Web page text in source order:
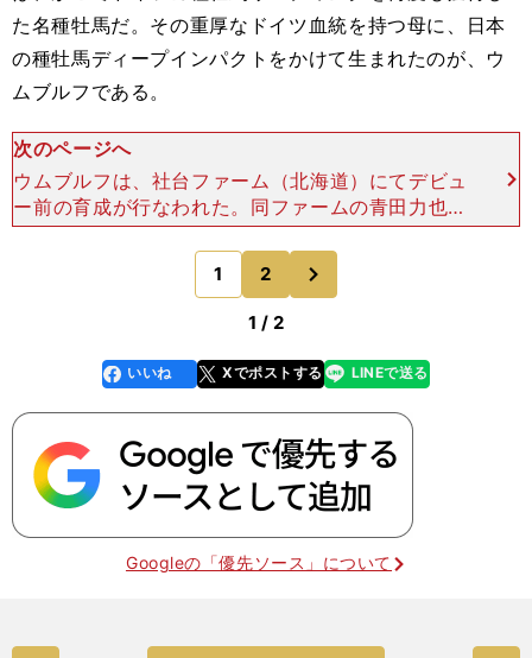
た名種牡馬だ。その重厚なドイツ血統を持つ母に、日本
の種牡馬ディープインパクトをかけて生まれたのが、ウ
ムブルフである。
次のページへ
ウムブルフは、社台ファーム（北海道）にてデビュ
ー前の育成が行なわれた。同ファームの青田力也氏
は、春の時点でこの馬の印象をこう語っていた。
「この血統を扱うのは初めてですが、まず馬っぷり
のよさ（馬体の
1 2
1 / 2
faceboo
k
いいね Xでポストする
line LINEで送る
Googleの「優先ソース」について